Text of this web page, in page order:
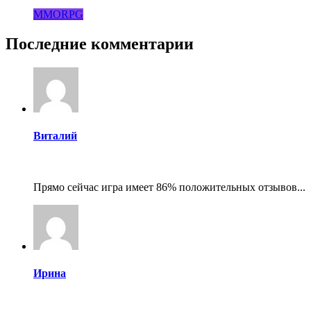
MMORPG
Последние комментарии
Виталий
Прямо сейчас игра имеет 86% положительных отзывов...
Ирина